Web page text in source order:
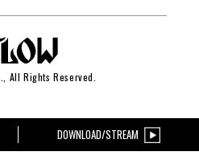
., All Rights Reserved.
DOWNLOAD/STREAM